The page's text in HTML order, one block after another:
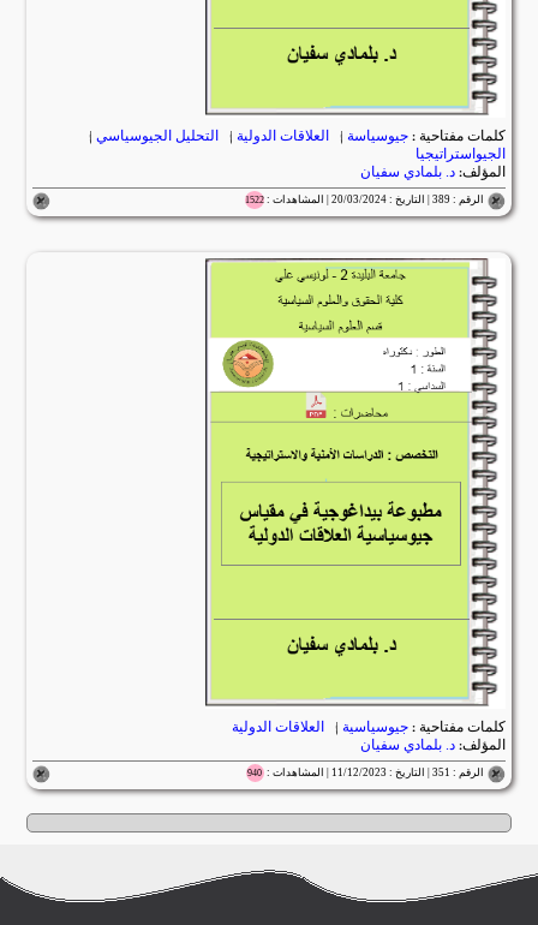
كلمات مفتاحية :جيوسياسة | العلاقات الدولية | التحليل الجيوسياسي |
الجيواستراتيجيا
المؤلف:د. بلمادي سفيان
الرقم : 389 | التاريخ : 20/03/2024 | المشاهدات : 1522
كلمات مفتاحية :جيوسياسية | العلاقات الدولية
المؤلف:د. بلمادي سفيان
الرقم : 351 | التاريخ : 11/12/2023 | المشاهدات : 940